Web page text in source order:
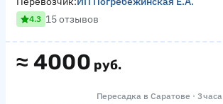
≈ 4000 руб.
4.3 15 отзывов
Пересадка в Саратове · 3 часа